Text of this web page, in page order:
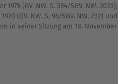
(GV. NW. S. 594/SGV. NW. 2023),
(GV. NW. S. 96/SGV. NW. 232) und
in seiner Sitzung am 18. November